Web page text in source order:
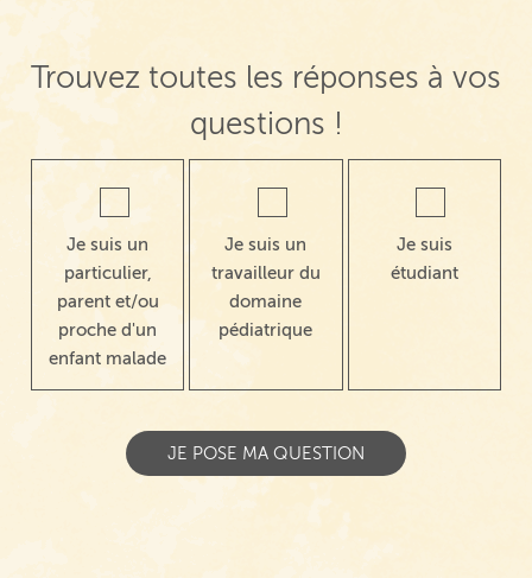
Trouvez toutes les réponses à vos
questions !
Je suis un
particulier,
parent et/ou
proche d'un
enfant malade
Je suis un
travailleur du
domaine
pédiatrique
Je suis
étudiant